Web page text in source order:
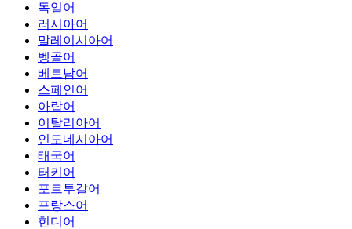
독일어
러시아어
말레이시아어
벵골어
베트남어
스페인어
아랍어
이탈리아어
인도네시아어
태국어
터키어
포르투갈어
프랑스어
힌디어